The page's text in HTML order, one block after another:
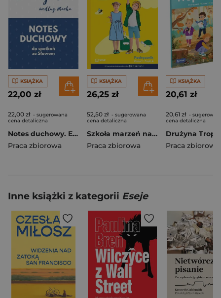
KSIĄŻKA
22,00 zł
22,00 zł - sugerowana
cena detaliczna
Notes duchowy. Ewangelia wg. Marka
Praca zbiorowa
KSIĄŻKA
26,25 zł
52,50 zł - sugerowana
cena detaliczna
Szkoła marzeń na TAK SP 1 podr. cz.4
Praca zbiorowa
KSIĄŻKA
20,61 zł
20,61 zł -
cena detaliczna
Praca zbiorowa
Inne książki z kategorii Eseje